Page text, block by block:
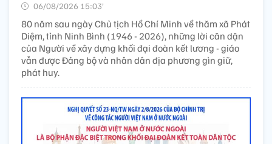
06/08/2026 15:03’
80 năm sau ngày Chủ tịch Hồ Chí Minh về thăm xã Phát
Diệm, tỉnh Ninh Bình (1946 - 2026), những lời căn dặn
của Người về xây dựng khối đại đoàn kết lương - giáo
vẫn được Đảng bộ và nhân dân địa phương gìn giữ,
phát huy.